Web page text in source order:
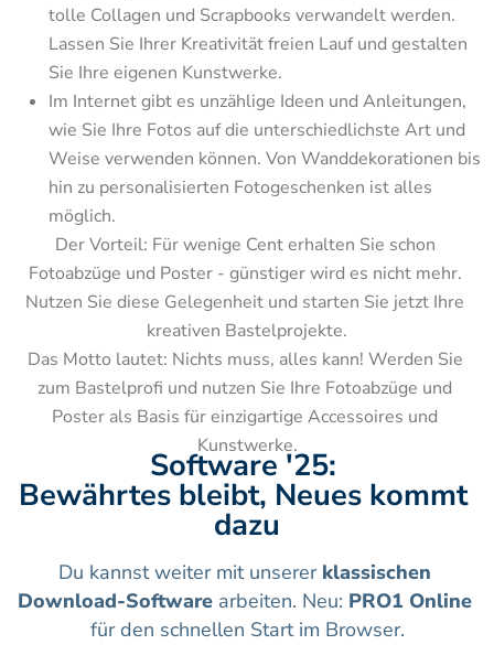
tolle Collagen und Scrapbooks verwandelt werden.
Lassen Sie Ihrer Kreativität freien Lauf und gestalten
Sie Ihre eigenen Kunstwerke.
Im Internet gibt es unzählige Ideen und Anleitungen,
wie Sie Ihre Fotos auf die unterschiedlichste Art und
Weise verwenden können. Von Wanddekorationen bis
hin zu personalisierten Fotogeschenken ist alles
möglich.
Der Vorteil: Für wenige Cent erhalten Sie schon
Fotoabzüge und Poster - günstiger wird es nicht mehr.
Nutzen Sie diese Gelegenheit und starten Sie jetzt Ihre
kreativen Bastelprojekte.
Das Motto lautet: Nichts muss, alles kann! Werden Sie
zum Bastelprofi und nutzen Sie Ihre Fotoabzüge und
Poster als Basis für einzigartige Accessoires und
Kunstwerke.
Software '25:
Bewährtes bleibt, Neues kommt
dazu
Du kannst weiter mit unserer klassischen
Download-Software arbeiten. Neu: PRO1 Online
für den schnellen Start im Browser.